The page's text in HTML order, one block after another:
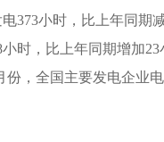
373小时，比上年同期
时，比上年同期增加23
全国主要发电企业电源